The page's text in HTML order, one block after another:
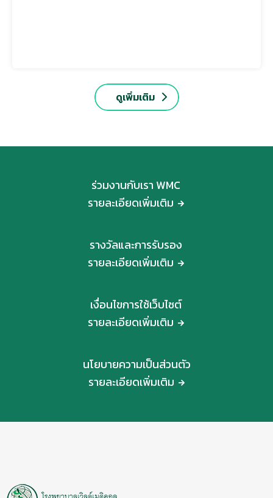
ดูเพิ่มเติม
ร่วมงานกับเรา WMC
รายละเอียดเพิ่มเติม
รางวัลและการรับรอง
รายละเอียดเพิ่มเติม
เงื่อนไขการใช้เว็บไซต์
รายละเอียดเพิ่มเติม
นโยบายความเป็นส่วนตัว
รายละเอียดเพิ่มเติม